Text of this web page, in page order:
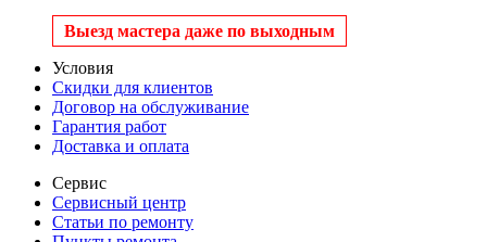
Выезд мастера даже по выходным
Условия
Скидки для клиентов
Договор на обслуживание
Гарантия работ
Доставка и оплата
Сервис
Сервисный центр
Статьи по ремонту